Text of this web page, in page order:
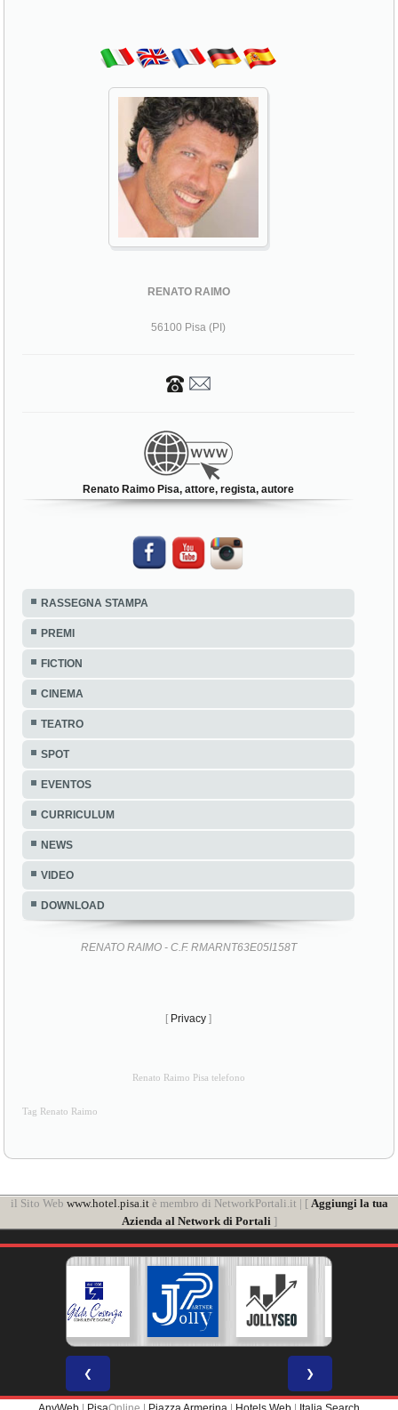
RENATO RAIMO
56100 Pisa (PI)
Renato Raimo Pisa, attore, regista, autore
RASSEGNA STAMPA
PREMI
FICTION
CINEMA
TEATRO
SPOT
EVENTOS
CURRICULUM
NEWS
VIDEO
DOWNLOAD
RENATO RAIMO - C.F. RMARNT63E05I158T
[ Privacy ]
Renato Raimo Pisa telefono
Tag Renato Raimo
il Sito Web www.hotel.pisa.itè membro di NetworkPortali.it | [ Aggiungi la tua
Azienda al Network di Portali ]
❮ ❯